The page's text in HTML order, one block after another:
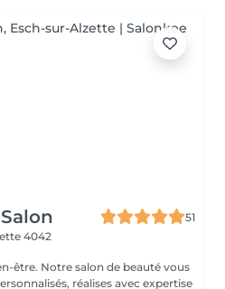
51
4042
être. Notre salon de beauté vous
réalises avec expertise